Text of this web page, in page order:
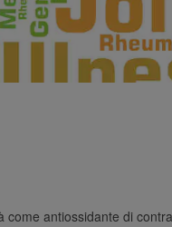
come antiossidante di